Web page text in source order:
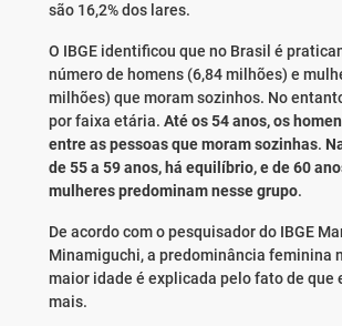
são 16,2% dos lares.
O IBGE identificou que no Brasil é
número de homens (6,84 milhões) e
milhões) que moram sozinhos. No
por faixa etária. Até os 54 anos, os
entre as pessoas que moram sozinhas.
de 55 a 59 anos, há equilíbrio, e de 60
mulheres predominam nesse grupo.
De acordo com o pesquisador do IBGE
Minamiguchi, a predominância feminina
maior idade é explicada pelo fato de que
mais.